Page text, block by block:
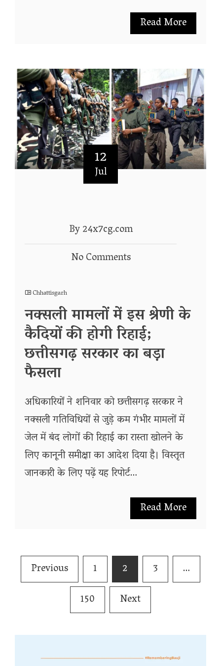
Read More
12
Jul
By 24x7cg.com
No Comments
Chhattisgarh
नक्सली मामलों में इस श्रेणी के
कैदियों की होगी रिहाई;
छत्तीसगढ़ सरकार का बड़ा
फैसला
अधिकारियों ने शनिवार को छत्तीसगढ़ सरकार ने
नक्सली गतिविधियों से जुड़े कम गंभीर मामलों में
जेल में बंद लोगों की रिहाई का रास्ता खोलने के
लिए कानूनी समीक्षा का आदेश दिया है। विस्तृत
जानकारी के लिए पढ़ें यह रिपोर्ट…
Read More
Posts
pagination
Previous 1 2 3
…
150
Next